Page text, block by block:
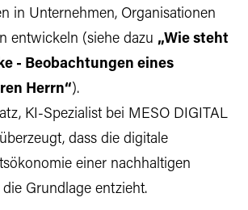
in Unternehmen, Organisationen
entwickeln (siehe dazu „Wie steht
- Beobachtungen eines
Herrn“).
KI-Spezialist bei MESO DIGITAL
dass die digitale
einer nachhaltigen
Grundlage entzieht.